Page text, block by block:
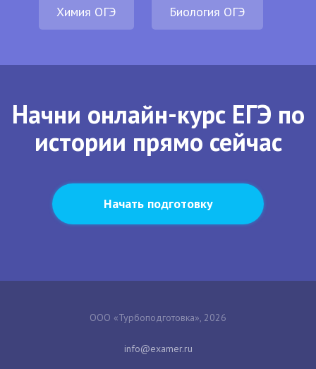
Химия ОГЭ Биология ОГЭ
Начни онлайн-курс ЕГЭ по
истории прямо сейчас
Начать подготовку
ООО «Турбоподготовка», 2026